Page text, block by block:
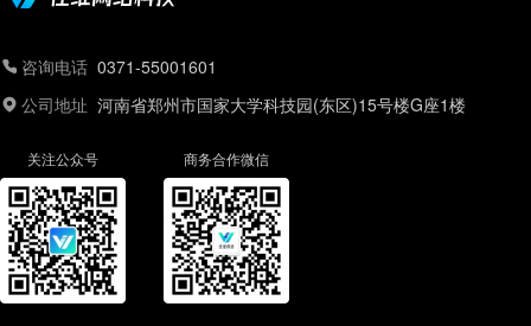
咨询电话 0371-55001601
公司地址 河南省郑州市国家大学科技园(东区)15号楼G座1楼
关注公众号 商务合作微信